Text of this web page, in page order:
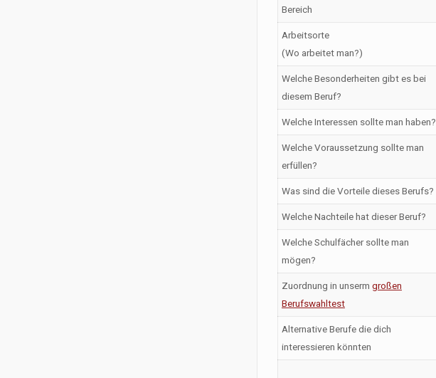
Bereich
Arbeitsorte
(Wo arbeitet man?)
Welche Besonderheiten gibt es bei
diesem Beruf?
Welche Interessen sollte man haben?
Welche Voraussetzung sollte man
erfüllen?
Was sind die Vorteile dieses Berufs?
Welche Nachteile hat dieser Beruf?
Welche Schulfächer sollte man
mögen?
Zuordnung in unserm großen
Berufswahltest
Alternative Berufe die dich
interessieren könnten